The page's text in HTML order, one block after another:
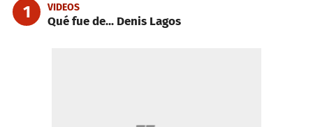
1 VIDEOS
Qué fue de... Denis Lagos